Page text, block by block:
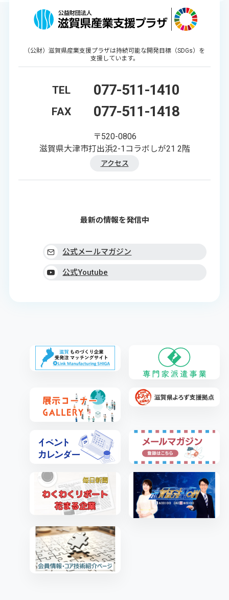
（公財）滋賀県産業支援プラザは持続可能な開発目標（SDGs）を
支援しています。
TEL 077-511-1410
FAX 077-511-1418
〒520-0806
滋賀県大津市打出浜2-1コラボしが21 2階
アクセス
最新の情報を発信中
公式メールマガジン
公式Youtube